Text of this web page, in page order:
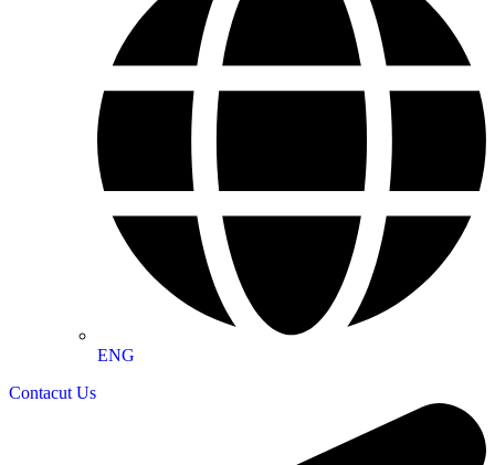
ENG
Contacut Us